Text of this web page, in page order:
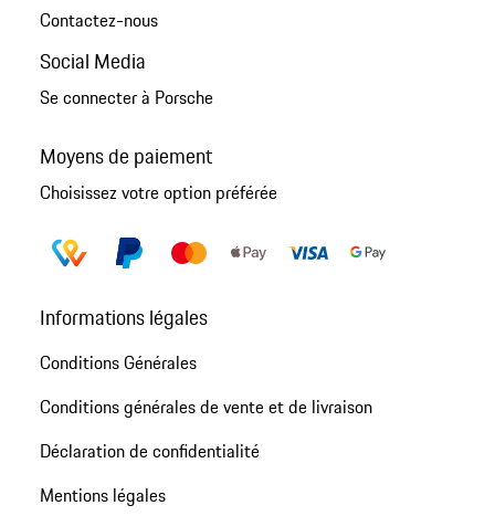
Contactez-nous
Social Media
Se connecter à Porsche
Moyens de paiement
Choisissez votre option préférée
Informations légales
Conditions Générales
Conditions générales de vente et de livraison
Déclaration de confidentialité
Mentions légales